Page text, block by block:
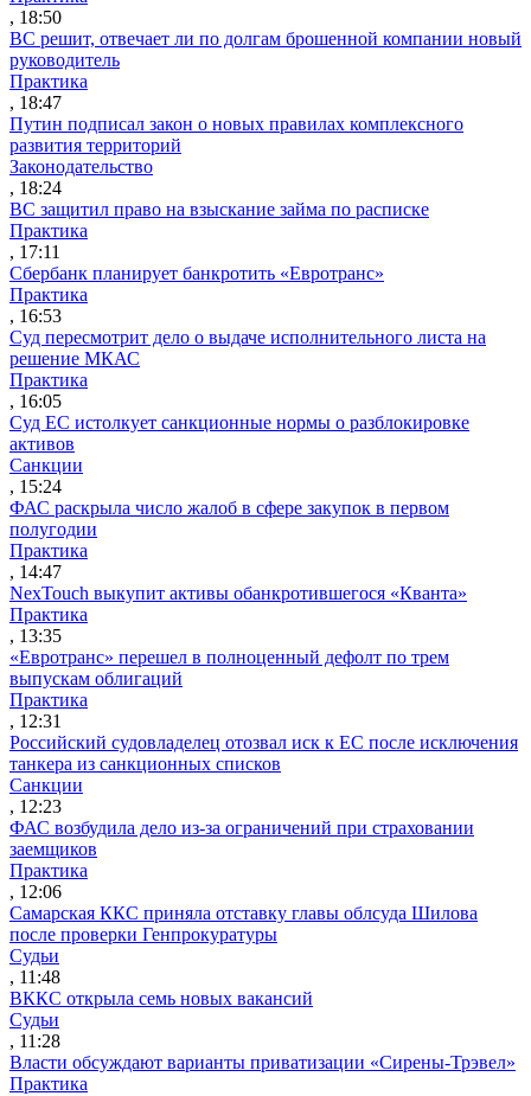
, 18:50
ВС решит, отвечает ли по долгам брошенной компании новый
руководитель
Практика
, 18:47
Путин подписал закон о новых правилах комплексного
развития территорий
Законодательство
, 18:24
ВС защитил право на взыскание займа по расписке
Практика
, 17:11
Сбербанк планирует банкротить «Евротранс»
Практика
, 16:53
Суд пересмотрит дело о выдаче исполнительного листа на
решение МКАС
Практика
, 16:05
Суд ЕС истолкует санкционные нормы о разблокировке
активов
Санкции
, 15:24
ФАС раскрыла число жалоб в сфере закупок в первом
полугодии
Практика
, 14:47
NexTouch выкупит активы обанкротившегося «Кванта»
Практика
, 13:35
«Евротранс» перешел в полноценный дефолт по трем
выпускам облигаций
Практика
, 12:31
Российский судовладелец отозвал иск к ЕС после исключения
танкера из санкционных списков
Санкции
, 12:23
ФАС возбудила дело из-за ограничений при страховании
заемщиков
Практика
, 12:06
Самарская ККС приняла отставку главы облсуда Шилова
после проверки Генпрокуратуры
Судьи
, 11:48
ВККС открыла семь новых вакансий
Судьи
, 11:28
Власти обсуждают варианты приватизации «Сирены-Трэвел»
Практика